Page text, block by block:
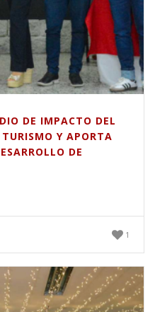
DE IMPACTO DEL
Y APORTA
DE
1